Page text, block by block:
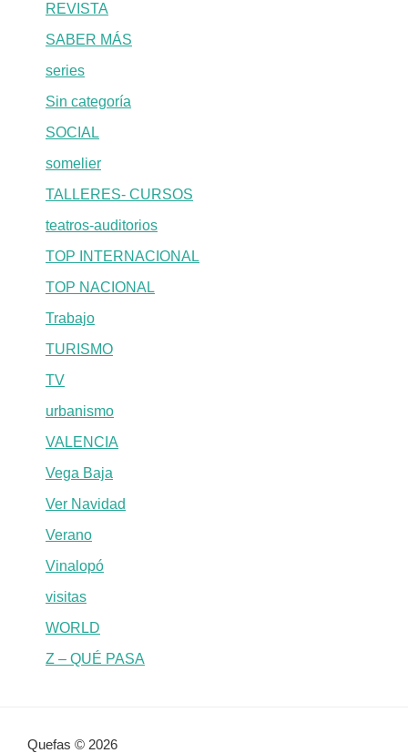
REVISTA
SABER MÁS
series
Sin categoría
SOCIAL
somelier
TALLERES- CURSOS
teatros-auditorios
TOP INTERNACIONAL
TOP NACIONAL
Trabajo
TURISMO
TV
urbanismo
VALENCIA
Vega Baja
Ver Navidad
Verano
Vinalopó
visitas
WORLD
Z – QUÉ PASA
Quefas © 2026